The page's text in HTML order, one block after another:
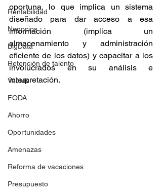
Rentabilidad
Negocios
BigData
Retención de talento
Ventas
FODA
Ahorro
Oportunidades
Amenazas
Reforma de vacaciones
Presupuesto
oportuna, lo que implica un sistema
diseñado para dar acceso a esa
información (implica un
almacenamiento y administración
eficiente de los datos) y capacitar a los
involucrados en su análisis e
interpretación.